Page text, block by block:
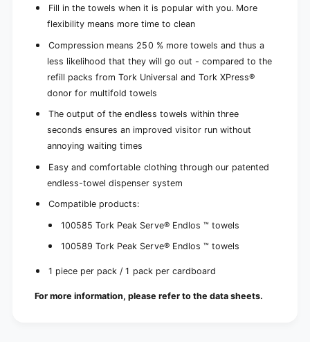
Fill in the towels when it is popular with you. More
flexibility means more time to clean
Compression means 250 % more towels and thus a
less likelihood that they will go out - compared to the
refill packs from Tork Universal and Tork XPress®
donor for multifold towels
The output of the endless towels within three
seconds ensures an improved visitor run without
annoying waiting times
Easy and comfortable clothing through our patented
endless-towel dispenser system
Compatible products:
100585 Tork Peak Serve® Endlos ™ towels
100589 Tork Peak Serve® Endlos ™ towels
1 piece per pack / 1 pack per cardboard
For more information, please refer to the data sheets.